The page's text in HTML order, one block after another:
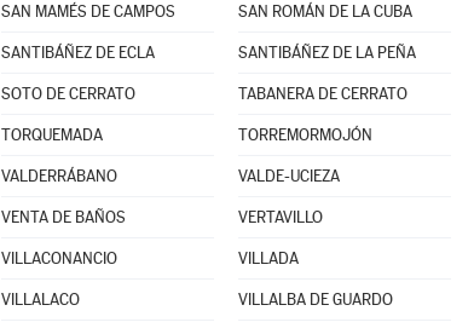
SAN MAMÉS DE CAMPOS SAN ROMÁN DE LA CUBA
SANTIBÁÑEZ DE ECLA SANTIBÁÑEZ DE LA PEÑA
SOTO DE CERRATO TABANERA DE CERRATO
TORQUEMADA TORREMORMOJÓN
VALDERRÁBANO VALDE-UCIEZA
VENTA DE BAÑOS VERTAVILLO
VILLACONANCIO VILLADA
VILLALACO VILLALBA DE GUARDO